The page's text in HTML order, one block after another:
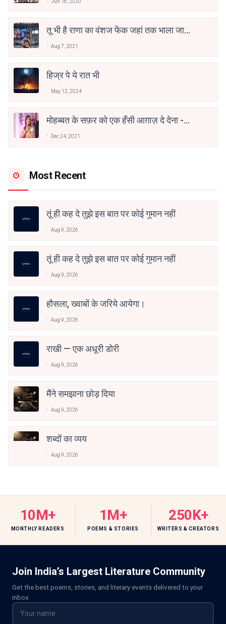
Jun 16, 2020
तू भी है राणा का वंशज फेंक जहां तक भाला जाए:
Aug 7, 2021
हिज्र पे ये रात भी
May 12, 2024
मोहब्बत के सफ़र को एक हँसी आग़ाज़ दे देना -
Dec 24, 2021
Most Recent
तूं ही कह दे तुझे इस बात पर कोई गुमान नहीं
Aug 9, 2026
तूं ही कह दे तुझे इस बात पर कोई गुमान नहीं
Aug 9, 2026
हौसला, ख्वाबों के जरिये आयेगा।
Aug 9, 2026
राखी — एक अधूरी डोरी
Aug 9, 2026
मैंने समझाना छोड़ दिया
Aug 9, 2026
शब्दों का व्यय
Aug 9, 2026
10M+
MONTHLY READERS
1M+
POEMS & STORIES
250K+
WRITERS & CREATORS
Join India’s Largest Literature Community
Get the best poems, stories, and literary events delivered to your
inbox.